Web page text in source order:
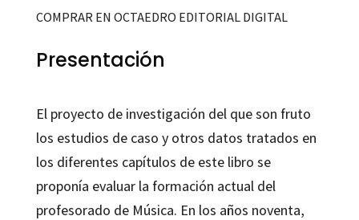
COMPRAR EN OCTAEDRO EDITORIAL DIGITAL
Presentación
El proyecto de investigación del que son fruto
los estudios de caso y otros datos tratados en
los diferentes capítulos de este libro se
proponía evaluar la formación actual del
profesorado de Música. En los años noventa,